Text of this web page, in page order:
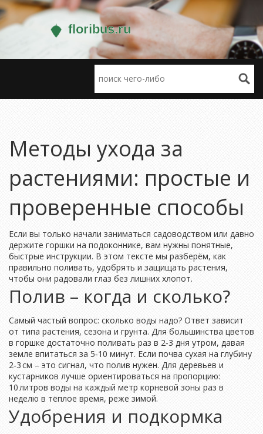
Методы ухода за
растениями: простые и
проверенные способы
Если вы только начали заниматься садоводством или давно
держите горшки на подоконнике, вам нужны понятные,
быстрые инструкции. В этом тексте мы разберём, как
правильно поливать, удобрять и защищать растения,
чтобы они радовали глаз без лишних хлопот.
Полив – когда и сколько?
Самый частый вопрос: сколько воды надо? Ответ зависит
от типа растения, сезона и грунта. Для большинства цветов
в горшке достаточно поливать раз в 2‑3 дня утром, давая
земле впитаться за 5‑10 минут. Если почва сухая на глубину
2‑3 см – это сигнал, что полив нужен. Для деревьев и
кустарников лучше ориентироваться на пропорцию:
10 литров воды на каждый метр корневой зоны раз в
неделю в тёплое время, реже зимой.
Удобрения и подкормка